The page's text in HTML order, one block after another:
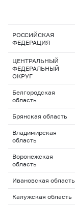
РОССИЙСКАЯ
ФЕДЕРАЦИЯ
ЦЕНТРАЛЬНЫЙ
ФЕДЕРАЛЬНЫЙ
ОКРУГ
Белгородская
область
Брянская область
Владимирская
область
Воронежская
область
Ивановская область
Калужская область